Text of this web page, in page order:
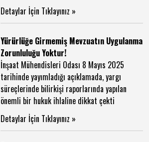
Detaylar İçin Tıklayınız »
Yürürlüğe Girmemiş Mevzuatın Uygulanma
Zorunluluğu Yoktur!
İnşaat Mühendisleri Odası 8 Mayıs 2025
tarihinde yayımladığı açıklamada, yargı
süreçlerinde bilirkişi raporlarında yapılan
önemli bir hukuk ihlaline dikkat çekti
Detaylar İçin Tıklayınız »